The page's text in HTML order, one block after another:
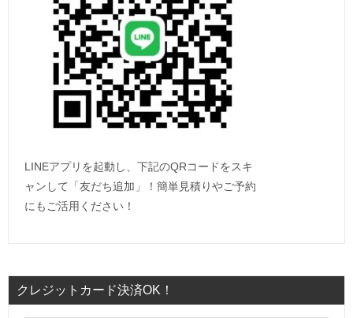
LINEアプリを起動し、下記のQRコードをスキ
ャンして「友だち追加」！簡単見積りやご予約
にもご活用ください！
クレジットカード決済OK！